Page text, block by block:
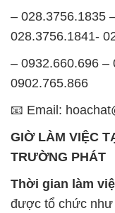
– 028.3756.1835
028.3756.1841-
– 0932.660.696 –
0902.765.866
📧 Email:
GIỜ LÀM VIỆC
TRƯỜNG PHÁT
Thời gian làm
được tổ chức như